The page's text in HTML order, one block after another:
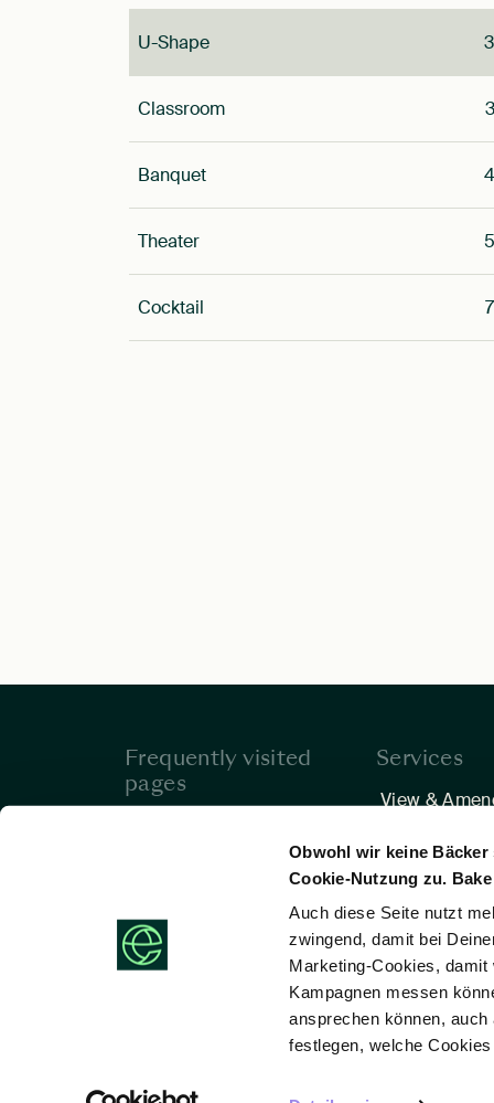
Obwohl wir keine
Cookie-Nutzung zu.
Auch diese Seite nutzt
zwingend, damit bei
Marketing-Cookies,
Kampagnen messen
ansprechen können,
festlegen, welche
U-Shape
Classroom
Banquet
Theater
Cocktail
Frequently visited
pages
Vacancies
Services
View &